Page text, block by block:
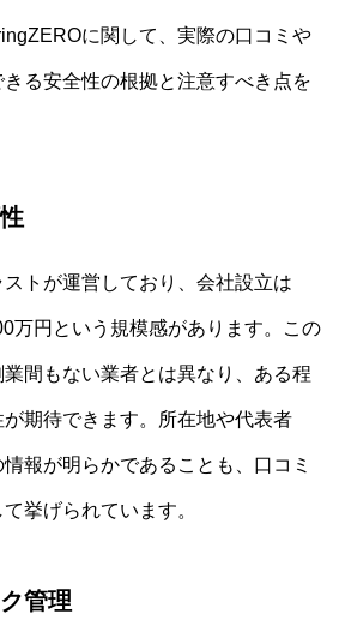
に関して、実際の口コミや
る安全性の根拠と注意すべき点を
トが運営しており、会社設立は
万円という規模感があります。この
間もない業者とは異なり、ある程
期待できます。所在地や代表者
報が明らかであることも、口コミ
挙げられています。
管理